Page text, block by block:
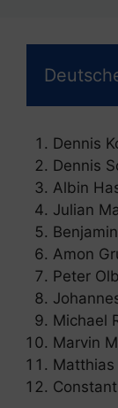
Dennis
Dennis
Albin
Julian
Amon
Peter
Michael
Marvin
Matthias